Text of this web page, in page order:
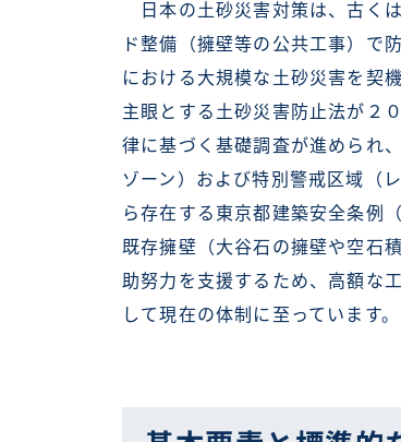
日本の土砂災害対策は、古く
ド整備（擁壁等の公共工事）で
における大規模な土砂災害を契
主眼とする土砂災害防止法が２
律に基づく基礎調査が進められ
ゾーン）および特別警戒区域（
ら存在する東京都建築安全条例
既存擁壁（大谷石の擁壁や空石
助努力を支援するため、高額な
して現在の体制に至っています。